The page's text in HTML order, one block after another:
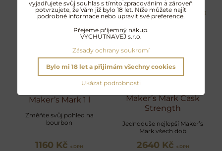
Maker’s Mark 1 l
Změňte svůj pohled na
bourbon
1160 Kč s DPH
Maker’s Mark Cask
Strength
Jednoduše nejlepší Maker’s
Mark všech dob
2640 Kč s DPH
vyjadřujete svůj souhlas s tímto zpracováním a zároveň
potvrzujete, že Vám již bylo 18 let. Níže můžete najít
podrobné informace nebo upravit své preference.
Přejeme příjemný nákup.
VYCHUTNAVEJ s.r.o.
Zásady ochrany soukromí
Ukázat podrobnosti
Bylo mi 18 let a přijimám všechny cookies